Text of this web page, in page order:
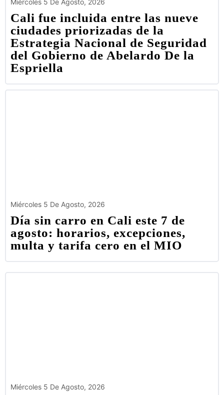
Cali fue incluida entre las nueve
ciudades priorizadas de la
Estrategia Nacional de Seguridad
del Gobierno de Abelardo De la
Espriella
Miércoles 5 De Agosto, 2026
Día sin carro en Cali este 7 de
agosto: horarios, excepciones,
multa y tarifa cero en el MIO
Miércoles 5 De Agosto, 2026